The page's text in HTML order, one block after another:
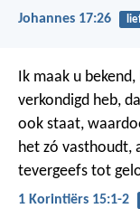
Johannes 17:26
Ik maak u
verkondigd heb,
ook staat,
het zó vasthoudt,
tevergeefs tot
1 Korintiërs 15:1-2